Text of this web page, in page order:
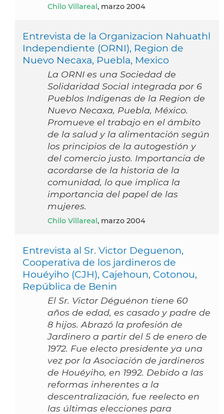
Chilo Villareal, marzo 2004
Entrevista de la Organizacion Nahuathl
Independiente (ORNI), Region de
Nuevo Necaxa, Puebla, Mexico
La ORNI es una Sociedad de
Solidaridad Social integrada por 6
Pueblos Indigenas de la Region de
Nuevo Necaxa, Puebla, México.
Promueve el trabajo en el ámbito
de la salud y la alimentación según
los principios de la autogestión y
del comercio justo. Importancia de
acordarse de la historia de la
comunidad, lo que implica la
importancia del papel de las
mujeres.
Chilo Villareal, marzo 2004
Entrevista al Sr. Victor Deguenon,
Cooperativa de los jardineros de
Houéyiho (CJH), Cajehoun, Cotonou,
República de Benin
El Sr. Victor Déguénon tiene 60
años de edad, es casado y padre de
8 hijos. Abrazó la profesión de
Jardinero a partir del 5 de enero de
1972. Fue electo presidente ya una
vez por la Asociación de jardineros
de Houéyiho, en 1992. Debido a las
reformas inherentes a la
descentralización, fue reelecto en
las últimas elecciones para